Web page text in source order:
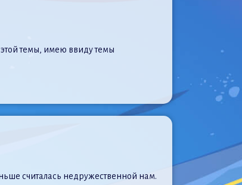
темы, имею ввиду темы
считалась недружественной нам.